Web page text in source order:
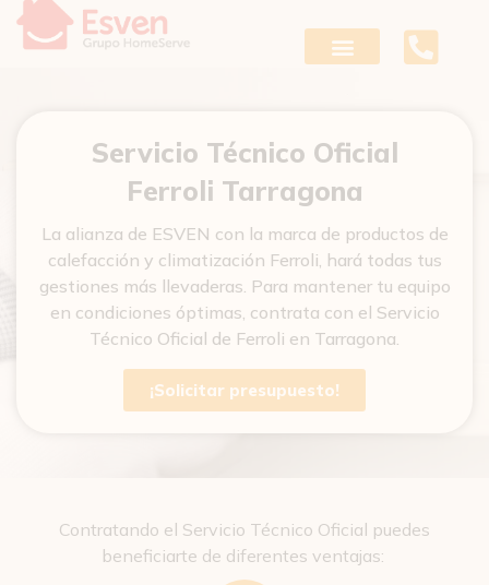
Servicio Técnico Oficial
Ferroli Tarragona
La alianza de ESVEN con la marca de productos de
calefacción y climatización Ferroli, hará todas tus
gestiones más llevaderas. Para mantener tu equipo
en condiciones óptimas, contrata con el Servicio
Técnico Oficial de Ferroli en Tarragona.
¡Solicitar presupuesto!
Contratando el Servicio Técnico Oficial puedes
beneficiarte de diferentes ventajas: